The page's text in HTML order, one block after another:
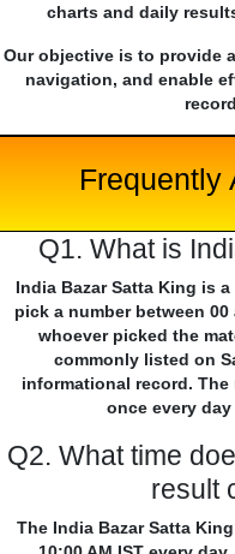
charts and daily
Our objective is to provide
navigation, and enable
Frequently
Q1. What is
India Bazar Satta King is
pick a number between
whoever picked the
commonly listed on
informational record.
once every
Q2. What time
result
The India Bazar Satta